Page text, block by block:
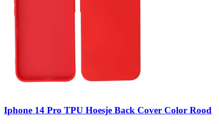
Iphone 14 Pro TPU Hoesje Back Cover Color Rood